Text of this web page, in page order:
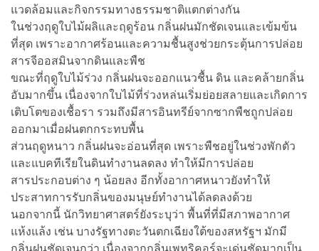
แวดล้อมและกิจกรรมทางธรรมชาติแตกต่างกัน
ในช่วงฤดูใบไม้ผลิและฤดูร้อน กลิ่นฝนมักชัดเจนและเข้มข้น
ที่สุด เพราะอากาศร้อนและความชื้นสูงช่วยกระตุ้นการปล่อย
สารจีออสมินจากดินและพืช
ขณะที่ฤดูใบไม้ร่วง กลิ่นฝนจะออกแนวชื้น ดิน และคล้ายกลิ่น
อับมากขึ้น เนื่องจากใบไม้ที่ร่วงหล่นเริ่มย่อยสลายและเกิดการ
เติบโตของเชื้อรา รวมถึงมีสารอินทรีย์จากซากพืชถูกปล่อย
ออกมาเมื่อฝนตกกระทบพื้น
ส่วนฤดูหนาว กลิ่นฝนจะอ่อนที่สุด เพราะพืชอยู่ในช่วงพักตัว
และแบคทีเรียในดินทำงานลดลง ทำให้มีการปล่อย
สารประกอบต่าง ๆ น้อยลง อีกทั้งอากาศหนาวยังทำให้
ประสาทการรับกลิ่นของมนุษย์ทำงานได้ลดลงด้วย
นอกจากนี้ นักวิทยาศาสตร์ยังระบุว่า พื้นที่ที่มีสภาพอากาศ
แห้งแล้ง เช่น บางรัฐทางตะวันตกเฉียงใต้ของสหรัฐฯ มักมี